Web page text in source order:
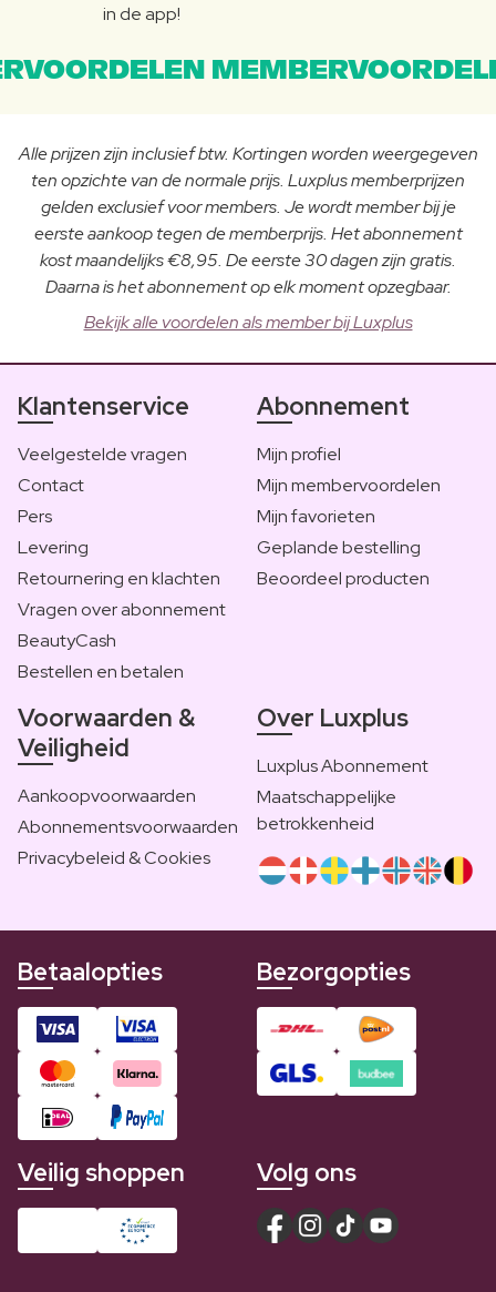
in de app!
Alle prijzen zijn inclusief btw. Kortingen worden weergegeven
ten opzichte van de normale prijs. Luxplus memberprijzen
gelden exclusief voor members. Je wordt member bij je
eerste aankoop tegen de memberprijs. Het abonnement
kost maandelijks €8,95. De eerste 30 dagen zijn gratis.
Daarna is het abonnement op elk moment opzegbaar.
Bekijk alle voordelen als member bij Luxplus
Klantenservice
Veelgestelde vragen
Contact
Pers
Levering
Retournering en klachten
Vragen over abonnement
BeautyCash
Bestellen en betalen
Abonnement
Mijn profiel
Mijn membervoordelen
Mijn favorieten
Geplande bestelling
Beoordeel producten
Voorwaarden &
Veiligheid
Aankoopvoorwaarden
Abonnementsvoorwaarden
Privacybeleid & Cookies
Over Luxplus
Luxplus Abonnement
Maatschappelijke
betrokkenheid
Betaalopties Bezorgopties
Veilig shoppen Volg ons